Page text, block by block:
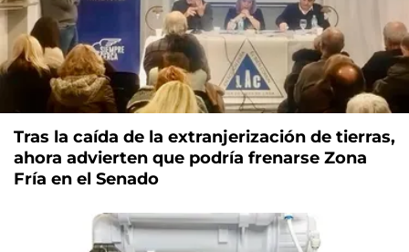
Tras la caída de la extranjerización de tierras,
ahora advierten que podría frenarse Zona
Fría en el Senado